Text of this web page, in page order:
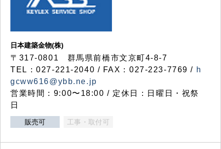
日本建築金物(株)
〒317‐0801 群馬県前橋市文京町4-8-7
TEL：027-221-2040 / FAX：027-223-7769 / h
gcww616@ybb.ne.jp
営業時間：9:00〜18:00 / 定休日：日曜日・祝祭
日
販売可 工事・取付可